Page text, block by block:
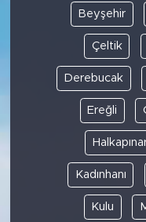
Beyşehir
Çeltik
Derebucak
Ereğli
Kadınhanı
Kulu